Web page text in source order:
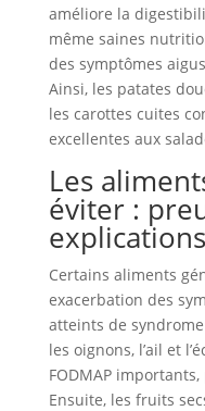
améliore la
même saines
des symptômes
Ainsi, les patates
les carottes cuites
excellentes aux
Les
éviter :
Certains aliments
exacerbation des
atteints de
les oignons, l’ail et
FODMAP
Ensuite, les fruits